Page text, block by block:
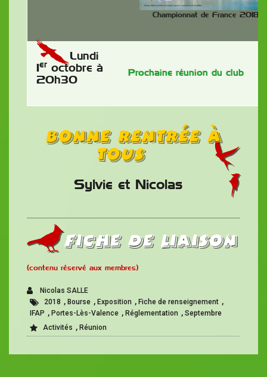
Championnat de France 2018
Lundi
er octobre à
20h30
Prochaine réunion du club
Bonne rentrée à
tous
Sylvie et Nicolas
Fiche de liaison
(contenu réservé aux membres)
Nicolas SALLE
2018 , Bourse , Exposition , Fiche de renseignement ,
IFAP , Portes-Lès-Valence , Réglementation , Septembre
Activités , Réunion